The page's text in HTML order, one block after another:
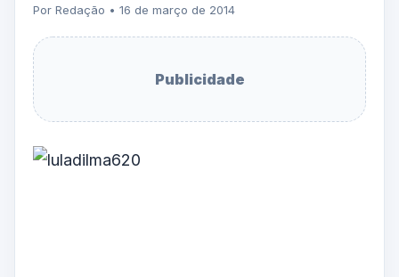
Por Redação • 16 de março de 2014
Publicidade